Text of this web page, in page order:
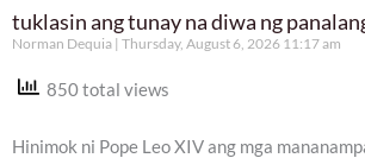
tuklasin ang tunay na diwa ng
Norman Dequia Thursday, August 6, 2026 11:17 am
850 total views
Hinimok ni Pope Leo XIV ang mga